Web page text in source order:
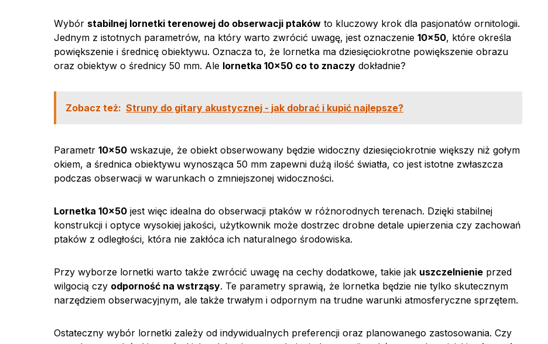
Wybór stabilnej lornetki terenowej do obserwacji ptaków to kluczowy krok dla pasjonatów ornitologii.
Jednym z istotnych parametrów, na który warto zwrócić uwagę, jest oznaczenie 10×50, które określa
powiększenie i średnicę obiektywu. Oznacza to, że lornetka ma dziesięciokrotne powiększenie obrazu
oraz obiektyw o średnicy 50 mm. Ale lornetka 10×50 co to znaczy dokładnie?
Zobacz też: Struny do gitary akustycznej - jak dobrać i kupić najlepsze?
Parametr 10×50 wskazuje, że obiekt obserwowany będzie widoczny dziesięciokrotnie większy niż gołym
okiem, a średnica obiektywu wynosząca 50 mm zapewni dużą ilość światła, co jest istotne zwłaszcza
podczas obserwacji w warunkach o zmniejszonej widoczności.
Lornetka 10×50 jest więc idealna do obserwacji ptaków w różnorodnych terenach. Dzięki stabilnej
konstrukcji i optyce wysokiej jakości, użytkownik może dostrzec drobne detale upierzenia czy zachowań
ptaków z odległości, która nie zakłóca ich naturalnego środowiska.
Przy wyborze lornetki warto także zwrócić uwagę na cechy dodatkowe, takie jak uszczelnienie przed
wilgocią czy odporność na wstrząsy. Te parametry sprawią, że lornetka będzie nie tylko skutecznym
narzędziem obserwacyjnym, ale także trwałym i odpornym na trudne warunki atmosferyczne sprzętem.
Ostateczny wybór lornetki zależy od indywidualnych preferencji oraz planowanego zastosowania. Czy